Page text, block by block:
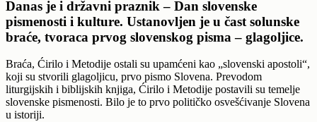
Danas je i državni praznik – Dan slovenske
pismenosti i kulture. Ustanovljen je u čast solunske
braće, tvoraca prvog slovenskog pisma – glagoljice.
Braća, Ćirilo i Metodije ostali su upamćeni kao „slovenski apostoli“,
koji su stvorili glagoljicu, prvo pismo Slovena. Prevodom
liturgijskih i biblijskih knjiga, Ćirilo i Metodije postavili su temelje
slovenske pismenosti. Bilo je to prvo političko osvešćivanje Slovena
u istoriji.